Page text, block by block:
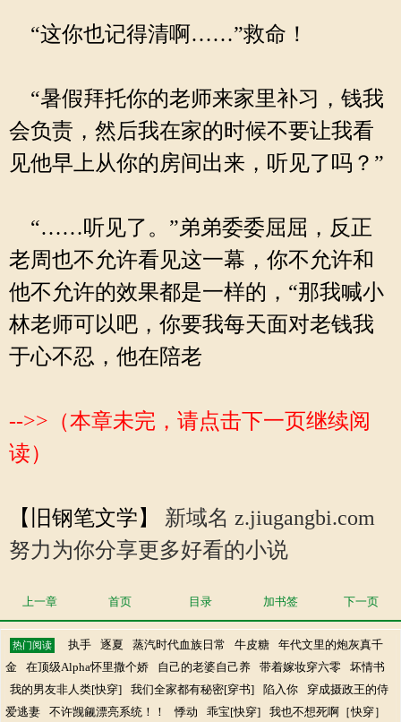
“这你也记得清啊……”救命！
“暑假拜托你的老师来家里补习，钱我
会负责，然后我在家的时候不要让我看
见他早上从你的房间出来，听见了吗？”
“……听见了。”弟弟委委屈屈，反正
老周也不允许看见这一幕，你不允许和
他不允许的效果都是一样的，“那我喊小
林老师可以吧，你要我每天面对老钱我
于心不忍，他在陪老
-->>（本章未完，请点击下一页继续阅
读）
【旧钢笔文学】
新域名 z.jiugangbi.com
努力为你分享更多好看的小说
上一章 首页 目录 加书签 下一页
热门阅读 执手 逐夏 蒸汽时代血族日常 牛皮糖
年代文里的炮灰真千
金
在顶级Alpha怀里撒个娇 自己的老婆自己养 带着嫁妆穿六零
坏情书
我的男友非人类[快穿]
我们全家都有秘密[穿书] 陷入你
穿成摄政王的侍
爱逃妻
不许觊觎漂亮系统！！ 悸动 乖宝[快穿] 我也不想死啊［快穿］